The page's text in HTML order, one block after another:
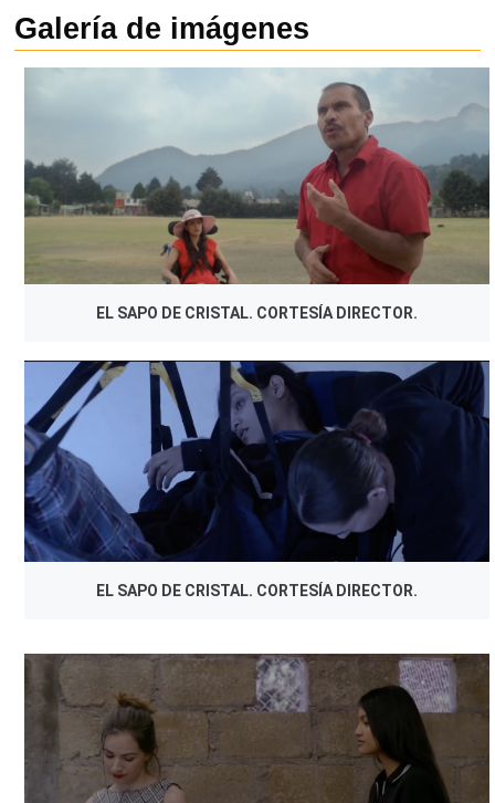
Galería de imágenes
EL SAPO DE CRISTAL. CORTESÍA DIRECTOR.
EL SAPO DE CRISTAL. CORTESÍA DIRECTOR.